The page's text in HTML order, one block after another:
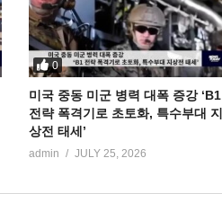
0
미국 중동 미군 병력 대폭 증강 ‘B1
전략 폭격기로 초토화, 특수부대 지
상전 태세’
admin JULY 25, 2026